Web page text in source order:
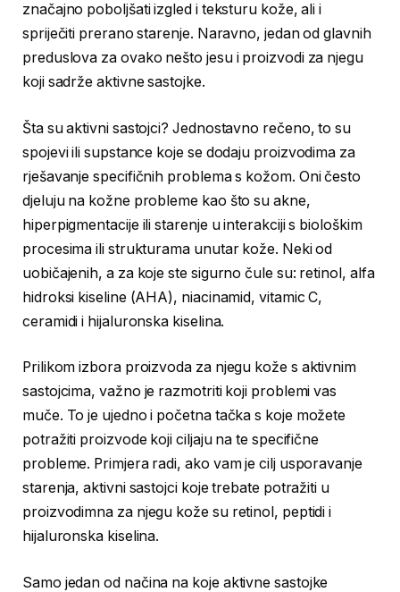
značajno poboljšati izgled i teksturu kože, ali i
spriječiti prerano starenje. Naravno, jedan od glavnih
preduslova za ovako nešto jesu i proizvodi za njegu
koji sadrže aktivne sastojke.
Šta su aktivni sastojci? Jednostavno rečeno, to su
spojevi ili supstance koje se dodaju proizvodima za
rješavanje specifičnih problema s kožom. Oni često
djeluju na kožne probleme kao što su akne,
hiperpigmentacije ili starenje u interakciji s biološkim
procesima ili strukturama unutar kože. Neki od
uobičajenih, a za koje ste sigurno čule su: retinol, alfa
hidroksi kiseline (AHA), niacinamid, vitamic C,
ceramidi i hijaluronska kiselina.
Prilikom izbora proizvoda za njegu kože s aktivnim
sastojcima, važno je razmotriti koji problemi vas
muče. To je ujedno i početna tačka s koje možete
potražiti proizvode koji ciljaju na te specifične
probleme. Primjera radi, ako vam je cilj usporavanje
starenja, aktivni sastojci koje trebate potražiti u
proizvodimna za njegu kože su retinol, peptidi i
hijaluronska kiselina.
Samo jedan od načina na koje aktivne sastojke